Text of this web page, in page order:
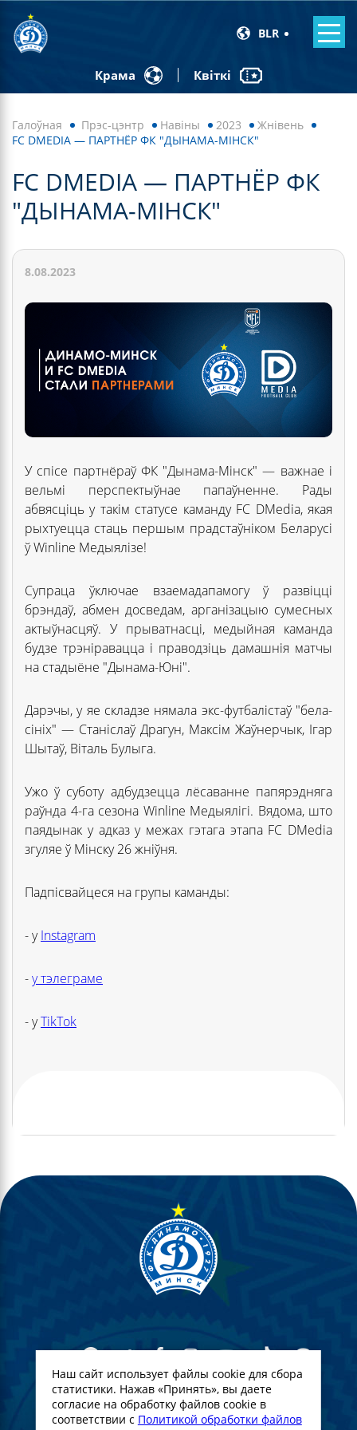
BLR
Крама Квіткі
Галоўная Прэс-цэнтр Навiны 2023
Жнівень
FC DMEDIA — ПАРТНЁР ФК "ДЫНАМА-МІНСК"
FC DMEDIA — ПАРТНЁР ФК
"ДЫНАМА-МІНСК"
8.08.2023
У спісе партнёраў ФК "Дынама-Мінск" — важнае і
вельмі перспектыўнае папаўненне. Рады
абвясціць у такім статусе каманду FC DMedia, якая
рыхтуецца стаць першым прадстаўніком Беларусі
ў Winline Медыялізе!
Супраца ўключае взаемадапамогу ў развіцці
брэндаў, абмен досведам, арганізацыю сумесных
актыўнасцяў. У прыватнасці, медыйная каманда
будзе трэніравацца і праводзіць дамашнія матчы
на стадыёне "Дынама-Юні".
Дарэчы, у яе складзе нямала экс-футбалістаў "бела-
сініх" — Станіслаў Драгун, Максім Жаўнерчык, Ігар
Шытаў, Віталь Булыга.
Ужо ў суботу адбудзецца лёсаванне папярэдняга
раўнда 4-га сезона Winline Медыялігі. Вядома, што
паядынак у адказ у межах гэтага этапа FC DMedia
згуляе ў Мінску 26 жніўня.
Падпісвайцеся на групы каманды:
- уInstagram
-у тэлеграме
- уTikTok
© Футбольны клуб Дынама-Мінск. 2022
Наш сайт использует файлы cookie для сбора
статистики. Нажав «Принять», вы даете
согласие на обработку файлов cookie в
соответствии с Политикой обработки файлов